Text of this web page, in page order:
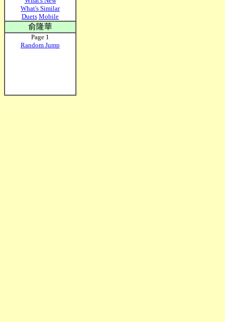
What's Similar
Duets Mobile
俞隆華
Page 1
Random Jump